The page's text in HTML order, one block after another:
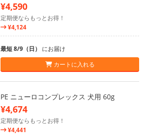
¥4,590
定期便ならもっとお得！
¥4,124
最短 8/9（日） にお届け
カートに入れる
PE ニューロコンプレックス 犬用 60g
¥4,674
定期便ならもっとお得！
¥4,441